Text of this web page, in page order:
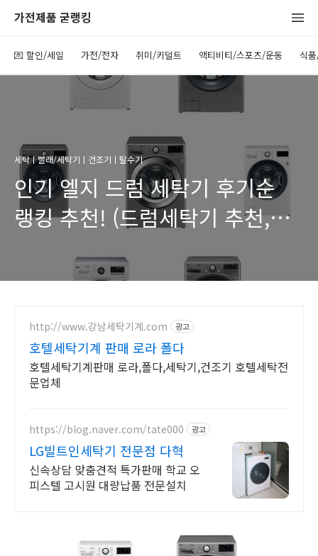
가전제품 굳랭킹
💌 할인/세일 가전/전자 취미/키덜트 액티비티/스포츠/운동 식
세탁ㅣ빨래/세탁기ㅣ건조기ㅣ탈수기
인기 엘지 드럼 세탁기 후기순
랭킹 추천! (드럼세탁기 추천,
lg세탁기, lg드럼, 트롬세탁기,
엘지트롬 추천, 엘지 트로 세탁기
추..
http://www.강남세탁기계.com 광고
호텔세탁기계 판매 로라 폴다
호텔세탁기계판매 로라,폴다,세탁기,건조기 호텔세탁전
문업체
https://blog.naver.com/tate000 광고
LG빌트인세탁기 전문점 다혁
신속상담 맞춤견적 특가판매 학교 오
피스텔 고시원 대량납품 전문설치